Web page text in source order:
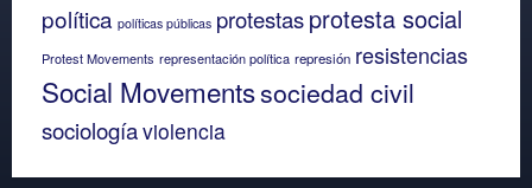
política políticas públicas protestasprotesta social
Protest Movements representación política represión resistencias
Social Movementssociedad civil
sociologíaviolencia